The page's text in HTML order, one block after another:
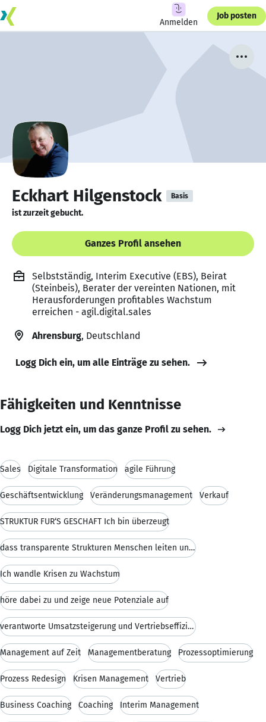
Anmelden
Job posten
Eckhart Hilgenstock Basis
ist zurzeit gebucht.
Ganzes Profil ansehen
Selbstständig, Interim Executive (EBS), Beirat
(Steinbeis), Berater der vereinten Nationen, mit
Herausforderungen profitables Wachstum
erreichen - agil.digital.sales
Ahrensburg, Deutschland
Logg Dich ein, um alle Einträge zu sehen.
Fähigkeiten und Kenntnisse
Logg Dich jetzt ein, um das ganze Profil zu sehen.
Sales Digitale Transformation agile Führung
Geschäftsentwicklung Veränderungsmanagement Verkauf
STRUKTUR FÜR‘S GESCHÄFT Ich bin überzeugt
dass transparente Strukturen Menschen leiten und E
Ich wandle Krisen zu Wachstum
höre dabei zu und zeige neue Potenziale auf
verantworte Umsatzsteigerung und Vertriebseffizien
Management auf Zeit Managementberatung Prozessoptimierung
Prozess Redesign Krisen Management Vertrieb
Business Coaching Coaching Interim Management